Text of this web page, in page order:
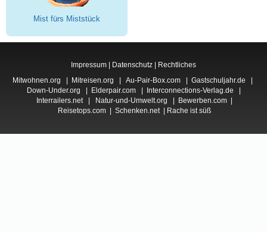
Mist fürs Miststück
Impressum | Datenschutz | Rechtliches
Mitwohnen.org
Mitreisen.org Au-Pair-Box.com Gastschuljahr.de
Down-Under.org
Elderpair.com| Interconnections-Verlag.de
Interrailers.net| Natur-und-Umwelt.org Bewerben.com
Reisetops.com
Schenken.net| Rache ist süß